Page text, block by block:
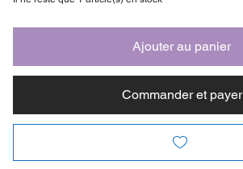
Ajouter au panier
Commander et payer